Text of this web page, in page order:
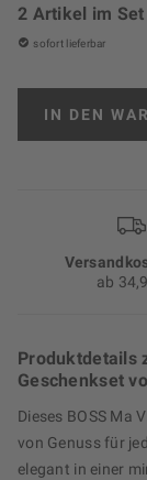
2 Artikel im Set
sofort lieferbar
IN DEN
ab
Produktdetails
Geschenkset
Dieses BOSS Ma
von Genuss für
elegant in einer